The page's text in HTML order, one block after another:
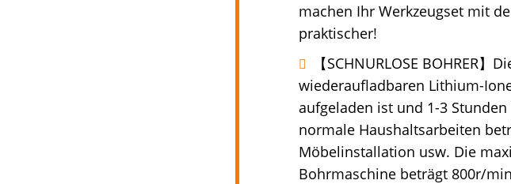
machen Ihr Werkzeugset mit
praktischer!
【SCHNURLOSE BOHRER
wiederaufladbaren Lithium-
aufgeladen ist und 1-3
normale Haushaltsarbeiten
Möbelinstallation usw. Die
Bohrmaschine beträgt 800r/